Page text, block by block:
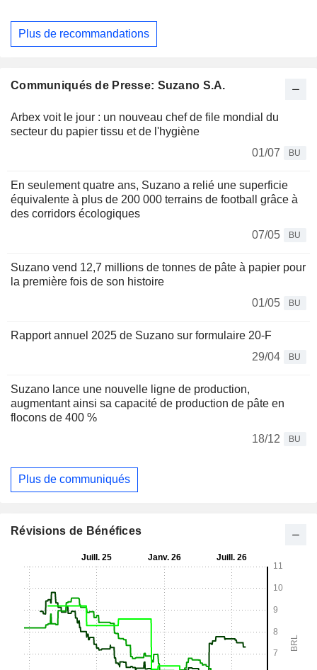
Plus de recommandations
Communiqués de Presse: Suzano S.A.
Arbex voit le jour : un nouveau chef de file mondial du
secteur du papier tissu et de l'hygiène
01/07
BU
En seulement quatre ans, Suzano a relié une superficie
équivalente à plus de 200 000 terrains de football grâce à
des corridors écologiques
07/05
BU
Suzano vend 12,7 millions de tonnes de pâte à papier pour
la première fois de son histoire
01/05
BU
Rapport annuel 2025 de Suzano sur formulaire 20-F
29/04
BU
Suzano lance une nouvelle ligne de production,
augmentant ainsi sa capacité de production de pâte en
flocons de 400 %
18/12
BU
Plus de communiqués
Révisions de Bénéfices